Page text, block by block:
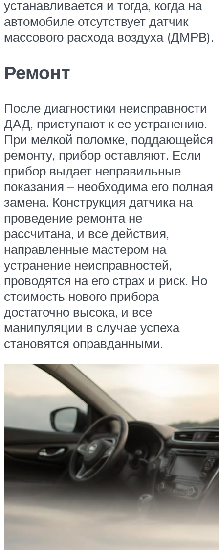
устанавливается и тогда, когда на
автомобиле отсутствует датчик
массового расхода воздуха (ДМРВ).
Ремонт
После диагностики неисправности
ДАД, приступают к ее устранению.
При мелкой поломке, поддающейся
ремонту, прибор оставляют. Если
прибор выдает неправильные
показания – необходима его полная
замена. Конструкция датчика на
проведение ремонта не
рассчитана, и все действия,
направленные мастером на
устранение неисправностей,
проводятся на его страх и риск. Но
стоимость нового прибора
достаточно высока, и все
манипуляции в случае успеха
становятся оправданными.